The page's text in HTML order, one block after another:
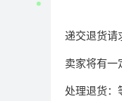
递交退货请
卖家将有一
处理退货：